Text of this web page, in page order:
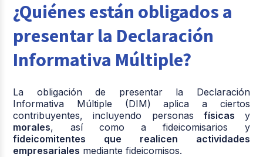
¿Quiénes están obligados a
presentar la Declaración
Informativa Múltiple?
La obligación de presentar la Declaración
Informativa Múltiple (DIM) aplica a ciertos
contribuyentes, incluyendo personas físicas y
morales, así como a fideicomisarios y
fideicomitentes que realicen actividades
empresariales mediante fideicomisos.